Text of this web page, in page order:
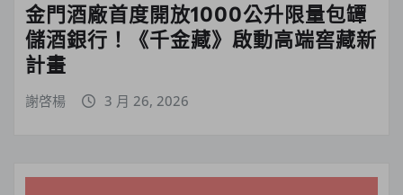
金門酒廠首度開放1000公升限量包罈
儲酒銀行！《千金藏》啟動高端窖藏新
計畫
謝啓楊 3 月 26, 2026